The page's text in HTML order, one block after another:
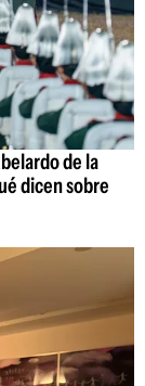
de la
dicen sobre